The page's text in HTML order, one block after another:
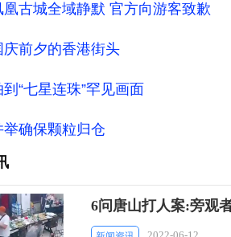
凰古城全域静默 官方向游客致歉
庆前夕的香港街头
到“七星连珠”罕见画面
举确保颗粒归仓
6问唐山打人案:旁观